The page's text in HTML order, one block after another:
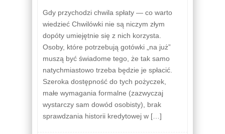
Gdy przychodzi chwila spłaty — co warto
wiedzieć Chwilówki nie są niczym złym
dopóty umiejętnie się z nich korzysta.
Osoby, które potrzebują gotówki „na już”
muszą być świadome tego, że tak samo
natychmiastowo trzeba będzie je spłacić.
Szeroka dostępność do tych pożyczek,
małe wymagania formalne (zazwyczaj
wystarczy sam dowód osobisty), brak
sprawdzania historii kredytowej w […]